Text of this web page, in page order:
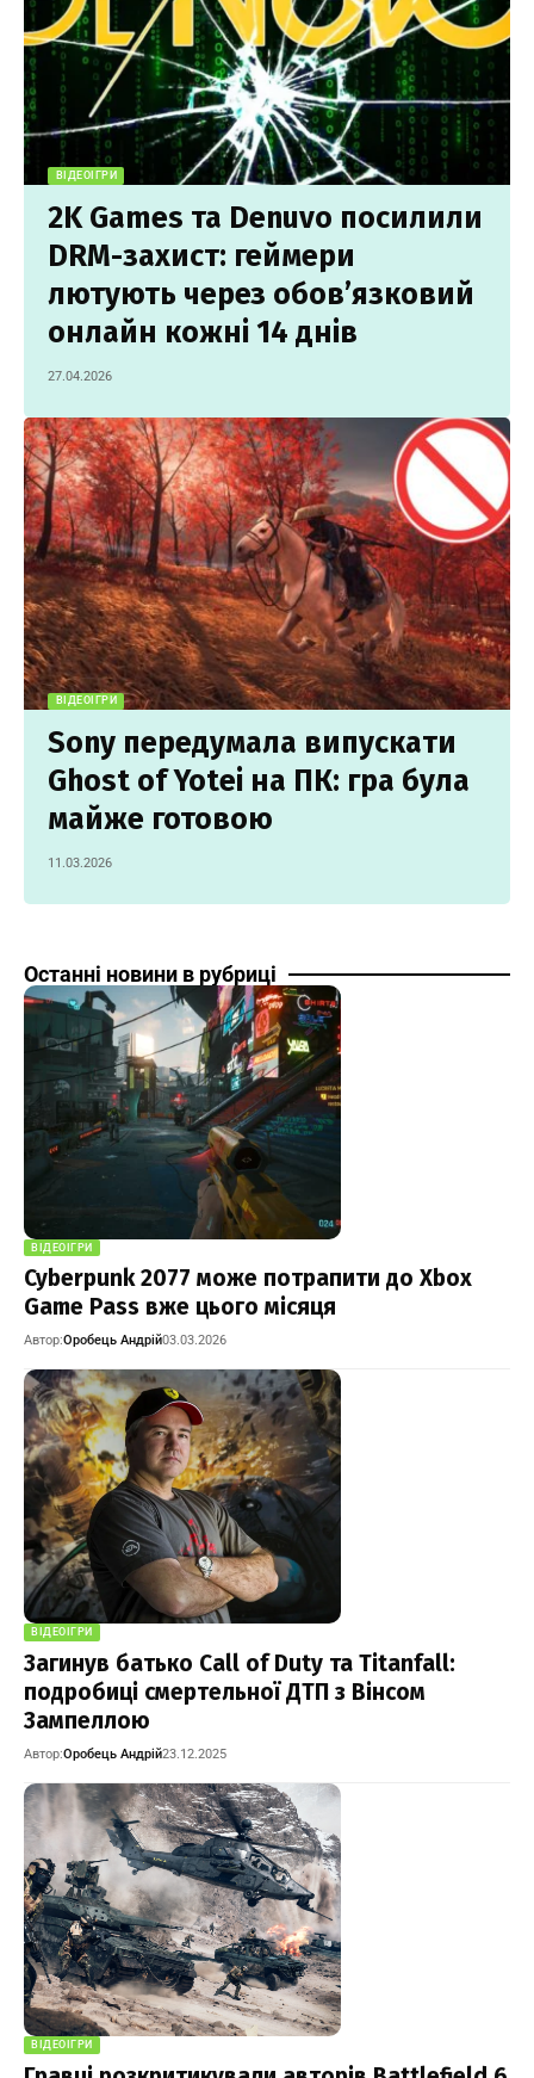
ВІДЕОІГРИ
2K Games та Denuvo посилили
DRM-захист: геймери
лютують через обов’язковий
онлайн кожні 14 днів
27.04.2026
ВІДЕОІГРИ
Sony передумала випускати
Ghost of Yotei на ПК: гра була
майже готовою
11.03.2026
Останні новини в рубриці
ВІДЕОІГРИ
Cyberpunk 2077 може потрапити до Xbox
Game Pass вже цього місяця
Автор:Оробець Андрій03.03.2026
ВІДЕОІГРИ
Загинув батько Call of Duty та Titanfall:
подробиці смертельної ДТП з Вінсом
Зампеллою
Автор:Оробець Андрій23.12.2025
ВІДЕОІГРИ